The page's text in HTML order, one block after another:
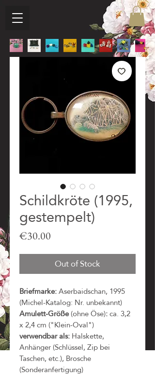
Schildkröte (1995,
gestempelt)
€30.00
Out of Stock
Briefmarke:Aserbaidschan, 1995
(Michel-Katalog: Nr. unbekannt)
Amulett-Größe(ohne Öse):ca. 3,2
x 2,4 cm ("Klein-Oval")
verwendbar als:Halskette,
Anhänger (Schlüssel, Zip bei
Taschen, etc.), Brosche
(Sonderanfertigung)